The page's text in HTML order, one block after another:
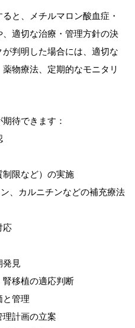
と、メチルマロン酸血症・
適切な治療・管理方針の決
判明した場合には、適切な
物療法、定期的なモニタリ
待できます：
制限など）の実施
、カルニチンなどの補充療法
応
発見
腎移植の適応判断
と管理
理計画の立案